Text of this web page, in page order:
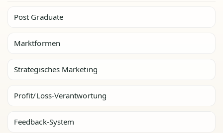
Post Graduate
Marktformen
Strategisches Marketing
Profit/Loss-Verantwortung
Feedback-System